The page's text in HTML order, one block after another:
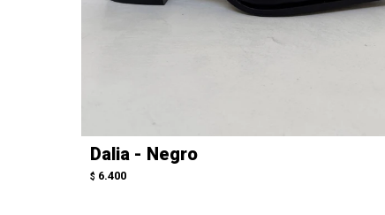
Dalia - Negro
$ 6.400